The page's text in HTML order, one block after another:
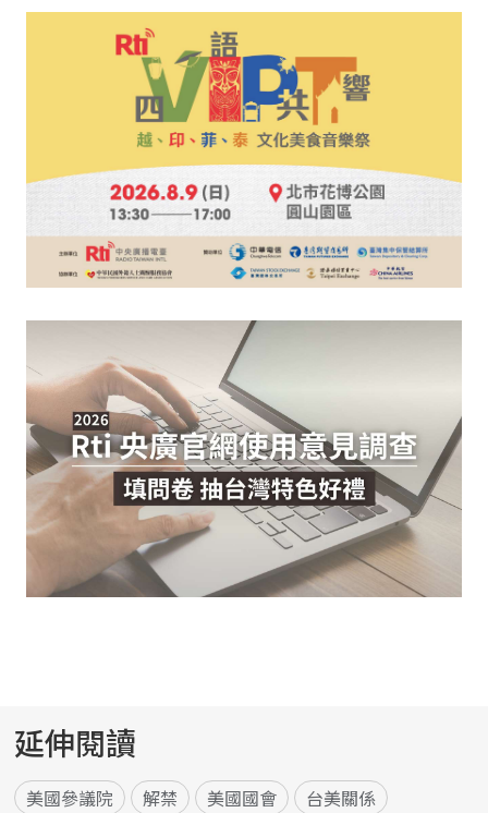
延伸閱讀
美國參議院 解禁 美國國會
台美關係